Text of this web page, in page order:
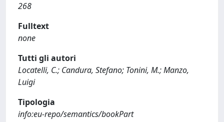
268
Fulltext
none
Tutti gli autori
Locatelli, C.; Candura, Stefano; Tonini, M.; Manzo,
Luigi
Tipologia
info:eu-repo/semantics/bookPart